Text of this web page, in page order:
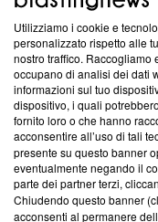
Questa sezione offre
News, sui nostri
creare news di qualità.
‘Trust Project - News
ancora membro del
parte; Trust Project
conformità agli
Su di noi
Utilizziamo i cookie e
personalizzato rispetto alle
nostro traffico. Raccogliamo
occupano di analisi dei dati
informazioni sul tuo
dispositivo, i quali
fornito loro o che hanno
acconsentire all’uso di tali
presente su questo banner
eventualmente negando il
parte dei partner terzi,
Chiudendo questo banner
acconsenti al permanere